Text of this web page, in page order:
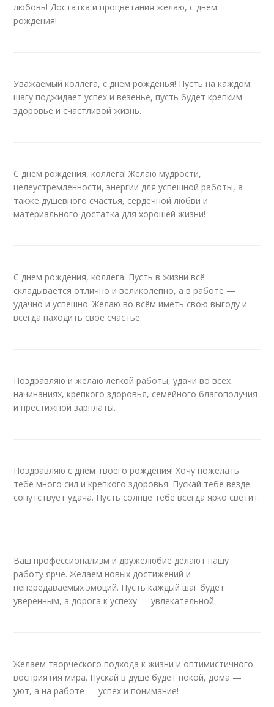
любовь! Достатка и процветания желаю, с днем
рождения!
Уважаемый коллега, с днём рожденья! Пусть на каждом
шагу поджидает успех и везенье, пусть будет крепким
здоровье и счастливой жизнь.
С днем рождения, коллега! Желаю мудрости,
целеустремленности, энергии для успешной работы, а
также душевного счастья, сердечной любви и
материального достатка для хорошей жизни!
С днем рождения, коллега. Пусть в жизни всё
складывается отлично и великолепно, а в работе —
удачно и успешно. Желаю во всём иметь свою выгоду и
всегда находить своё счастье.
Поздравляю и желаю легкой работы, удачи во всех
начинаниях, крепкого здоровья, семейного благополучия
и престижной зарплаты.
Поздравляю с днем твоего рождения! Хочу пожелать
тебе много сил и крепкого здоровья. Пускай тебе везде
сопутствует удача. Пусть солнце тебе всегда ярко светит.
Ваш профессионализм и дружелюбие делают нашу
работу ярче. Желаем новых достижений и
непередаваемых эмоций. Пусть каждый шаг будет
уверенным, а дорога к успеху — увлекательной.
Желаем творческого подхода к жизни и оптимистичного
восприятия мира. Пускай в душе будет покой, дома —
уют, а на работе — успех и понимание!